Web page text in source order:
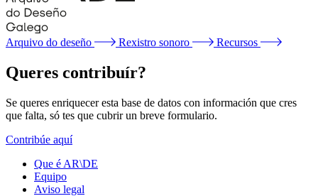
Arquivo do deseño Rexistro sonoro Recursos
Queres contribuír?
Se queres enriquecer esta base de datos con información que cres
que falta, só tes que cubrir un breve formulario.
Contribúe aquí
Que é AR\DE
Equipo
Aviso legal